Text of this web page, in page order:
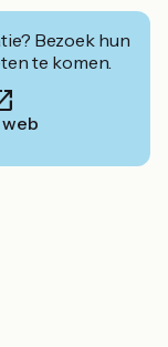
Bezoek hun
te komen.